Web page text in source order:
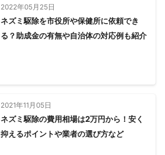
2022年05月25日
ネズミ駆除を市役所や保健所に依頼でき
る？助成金の有無や自治体の対応例も紹介
2021年11月05日
ネズミ駆除の費用相場は2万円から！安く
抑えるポイントや業者の選び方など